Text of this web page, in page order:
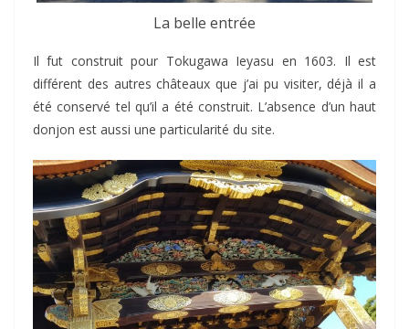
La belle entrée
Il fut construit pour Tokugawa Ieyasu en 1603. Il est
différent des autres châteaux que j’ai pu visiter, déjà il a
été conservé tel qu’il a été construit. L’absence d’un haut
donjon est aussi une particularité du site.